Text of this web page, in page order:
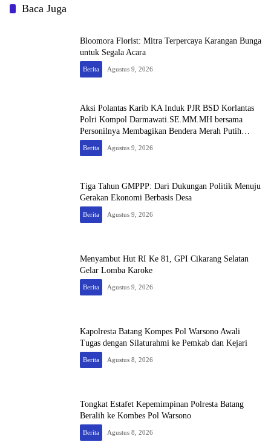
Baca Juga
Bloomora Florist: Mitra Terpercaya Karangan Bunga
untuk Segala Acara
Berita Agustus 9, 2026
Aksi Polantas Karib KA Induk PJR BSD Korlantas
Polri Kompol Darmawati.SE.MM.MH bersama
Personilnya Membagikan Bendera Merah Putih
Berserta Tiangnya
Berita Agustus 9, 2026
Tiga Tahun GMPPP: Dari Dukungan Politik Menuju
Gerakan Ekonomi Berbasis Desa
Berita Agustus 9, 2026
Menyambut Hut RI Ke 81, GPI Cikarang Selatan
Gelar Lomba Karoke
Berita Agustus 9, 2026
Kapolresta Batang Kompes Pol Warsono Awali
Tugas dengan Silaturahmi ke Pemkab dan Kejari
Berita Agustus 8, 2026
Tongkat Estafet Kepemimpinan Polresta Batang
Beralih ke Kombes Pol Warsono
Berita Agustus 8, 2026